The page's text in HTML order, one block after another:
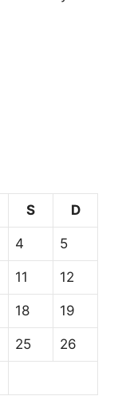
S D
4 5
11 12
18 19
25 26